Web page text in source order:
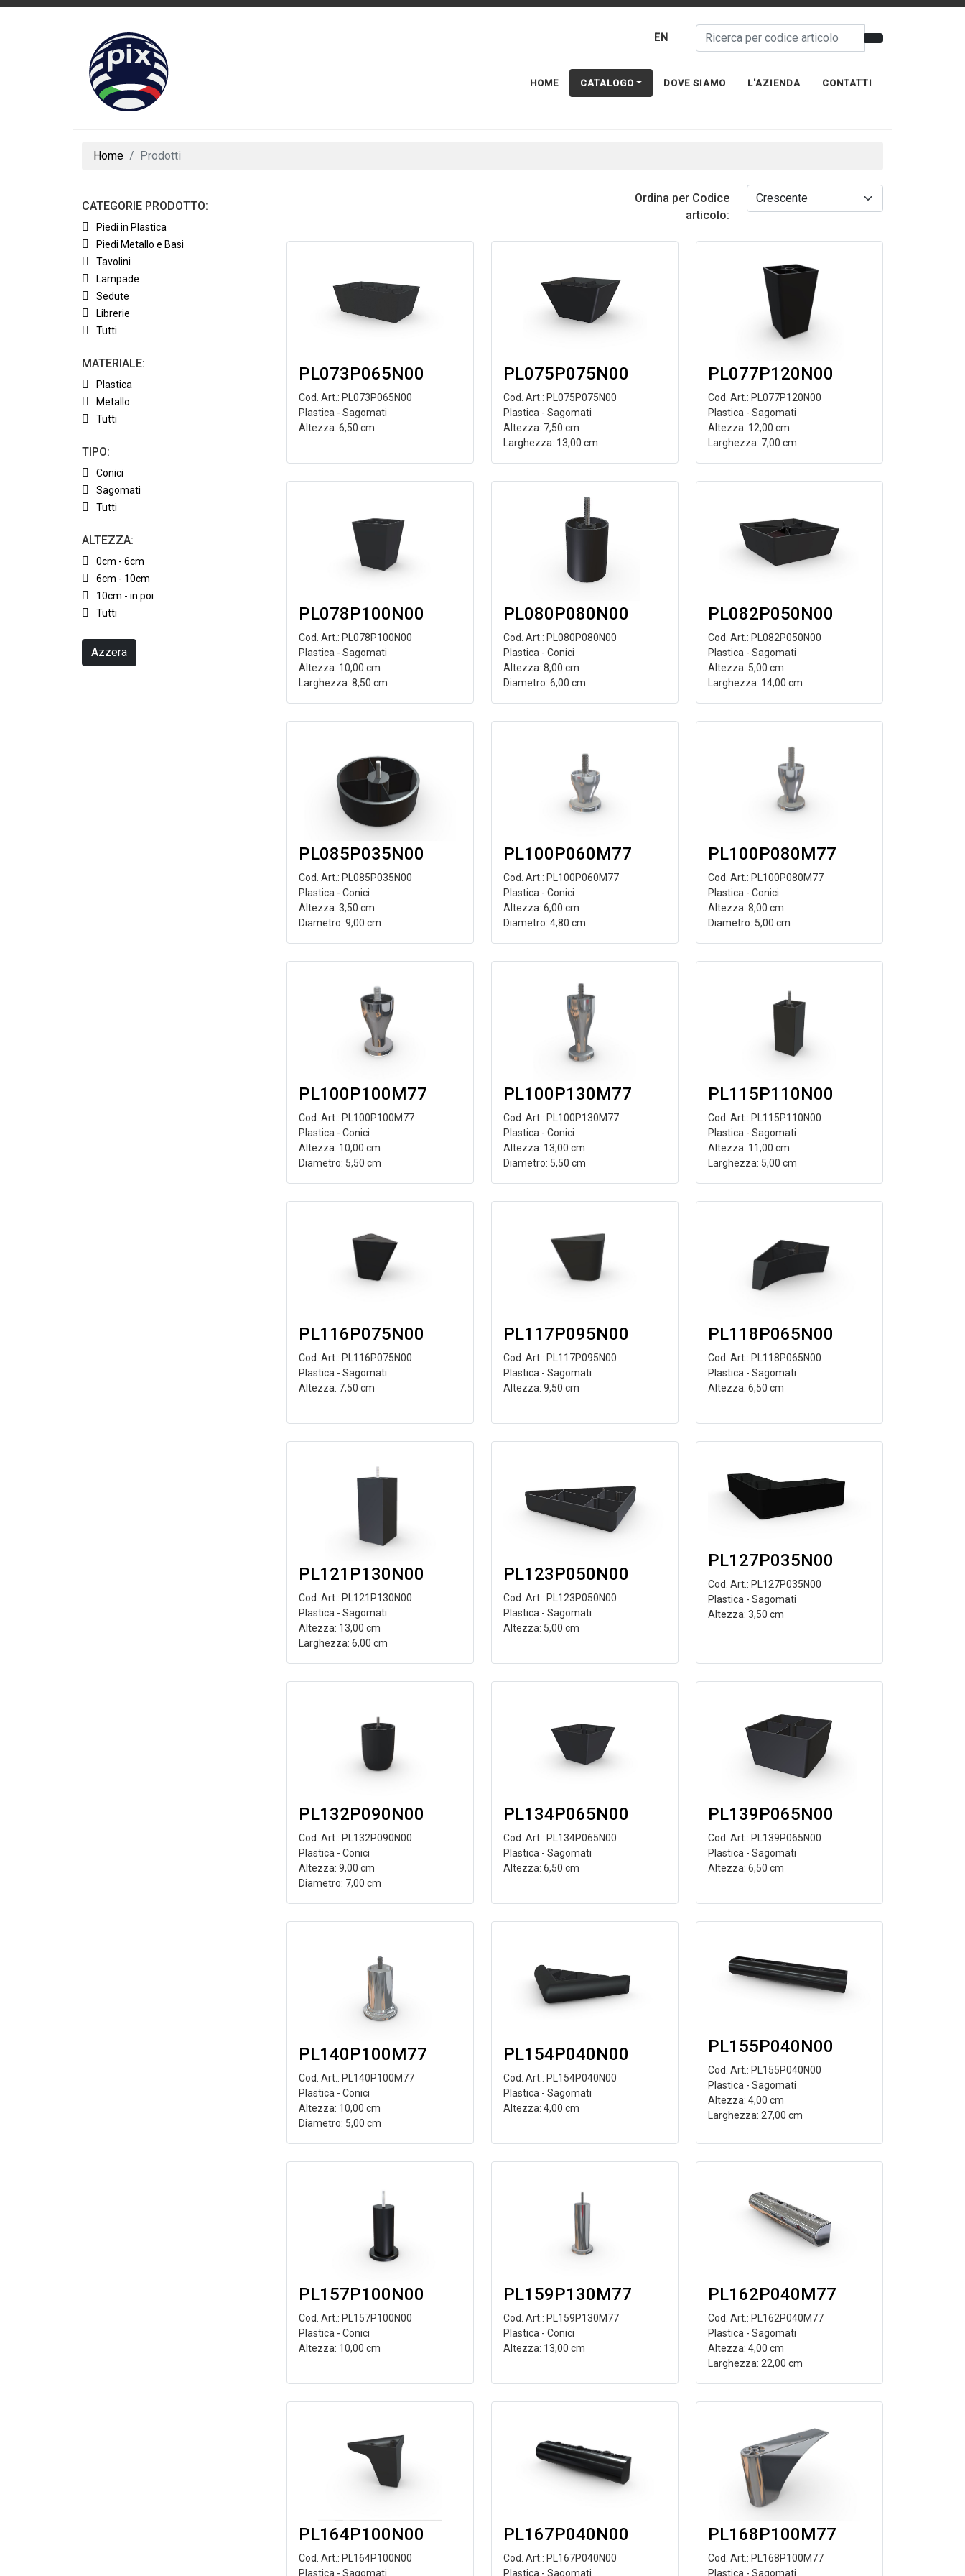
EN
HOME CATALOGO DOVE SIAMO L'AZIENDA CONTATTI
Home Prodotti
CATEGORIE PRODOTTO:
Piedi in Plastica
Piedi Metallo e Basi
Tavolini
Lampade
Sedute
Librerie
Tutti
MATERIALE:
Plastica
Metallo
Tutti
TIPO:
Conici
Sagomati
Tutti
ALTEZZA:
0cm - 6cm
6cm - 10cm
10cm - in poi
Tutti
Azzera
Ordina per Codice
articolo:
PL073P065N00
Cod. Art.: PL073P065N00
Plastica - Sagomati
Altezza: 6,50 cm
PL075P075N00
Cod. Art.: PL075P075N00
Plastica - Sagomati
Altezza: 7,50 cm
Larghezza: 13,00 cm
PL077P120N00
Cod. Art.: PL077P120N00
Plastica - Sagomati
Altezza: 12,00 cm
Larghezza: 7,00 cm
PL078P100N00
Cod. Art.: PL078P100N00
Plastica - Sagomati
Altezza: 10,00 cm
Larghezza: 8,50 cm
PL080P080N00
Cod. Art.: PL080P080N00
Plastica - Conici
Altezza: 8,00 cm
Diametro: 6,00 cm
PL082P050N00
Cod. Art.: PL082P050N00
Plastica - Sagomati
Altezza: 5,00 cm
Larghezza: 14,00 cm
PL085P035N00
Cod. Art.: PL085P035N00
Plastica - Conici
Altezza: 3,50 cm
Diametro: 9,00 cm
PL100P060M77
Cod. Art.: PL100P060M77
Plastica - Conici
Altezza: 6,00 cm
Diametro: 4,80 cm
PL100P080M77
Cod. Art.: PL100P080M77
Plastica - Conici
Altezza: 8,00 cm
Diametro: 5,00 cm
PL100P100M77
Cod. Art.: PL100P100M77
Plastica - Conici
Altezza: 10,00 cm
Diametro: 5,50 cm
PL100P130M77
Cod. Art.: PL100P130M77
Plastica - Conici
Altezza: 13,00 cm
Diametro: 5,50 cm
PL115P110N00
Cod. Art.: PL115P110N00
Plastica - Sagomati
Altezza: 11,00 cm
Larghezza: 5,00 cm
PL116P075N00
Cod. Art.: PL116P075N00
Plastica - Sagomati
Altezza: 7,50 cm
PL117P095N00
Cod. Art.: PL117P095N00
Plastica - Sagomati
Altezza: 9,50 cm
PL118P065N00
Cod. Art.: PL118P065N00
Plastica - Sagomati
Altezza: 6,50 cm
PL121P130N00
Cod. Art.: PL121P130N00
Plastica - Sagomati
Altezza: 13,00 cm
Larghezza: 6,00 cm
PL123P050N00
Cod. Art.: PL123P050N00
Plastica - Sagomati
Altezza: 5,00 cm
PL127P035N00
Cod. Art.: PL127P035N00
Plastica - Sagomati
Altezza: 3,50 cm
PL132P090N00
Cod. Art.: PL132P090N00
Plastica - Conici
Altezza: 9,00 cm
Diametro: 7,00 cm
PL134P065N00
Cod. Art.: PL134P065N00
Plastica - Sagomati
Altezza: 6,50 cm
PL139P065N00
Cod. Art.: PL139P065N00
Plastica - Sagomati
Altezza: 6,50 cm
PL140P100M77
Cod. Art.: PL140P100M77
Plastica - Conici
Altezza: 10,00 cm
Diametro: 5,00 cm
PL154P040N00
Cod. Art.: PL154P040N00
Plastica - Sagomati
Altezza: 4,00 cm
PL155P040N00
Cod. Art.: PL155P040N00
Plastica - Sagomati
Altezza: 4,00 cm
Larghezza: 27,00 cm
PL157P100N00
Cod. Art.: PL157P100N00
Plastica - Conici
Altezza: 10,00 cm
PL159P130M77
Cod. Art.: PL159P130M77
Plastica - Conici
Altezza: 13,00 cm
PL162P040M77
Cod. Art.: PL162P040M77
Plastica - Sagomati
Altezza: 4,00 cm
Larghezza: 22,00 cm
PL164P100N00
Cod. Art.: PL164P100N00
Plastica - Sagomati
PL167P040N00
Cod. Art.: PL167P040N00
Plastica - Sagomati
PL168P100M77
Cod. Art.: PL168P100M77
Plastica - Sagomati